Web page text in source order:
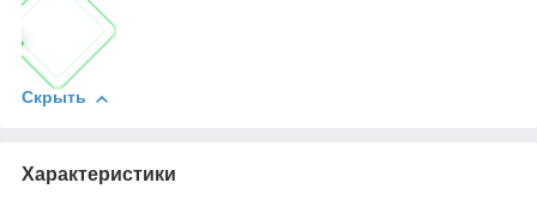
Скрыть
Характеристики